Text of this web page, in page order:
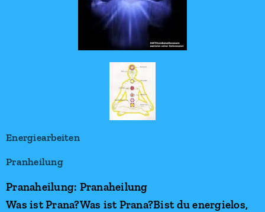
Energiearbeiten
Pranheilung
Pranaheilung: Pranaheilung
Was ist Prana?Was ist Prana?Bist du energielos,